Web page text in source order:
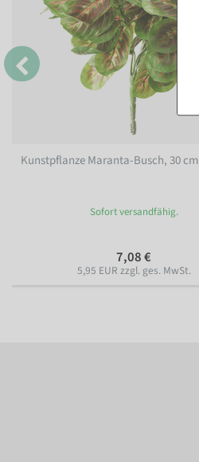
Kunstpflanze Maranta-Busch, 30 cm
Sofort versandfähig.
7,08 €
5,95 EUR zzgl. ges. MwSt.